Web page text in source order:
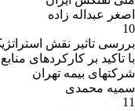
اصغر عبداله زاده
10
بررسی تاثیر نقش
با تاکید بر کارکردهای
شرکتهای بیمه تهران
سمیه محمدی
11